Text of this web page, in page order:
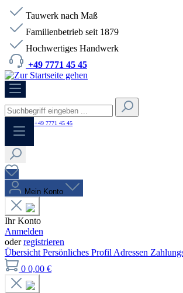
Tauwerk nach Maß
Familienbetrieb seit 1879
Hochwertiges Handwerk
+49 7771 45 45
+49 7771 45 45
Mein Konto
Ihr Konto
Anmelden
oderregistrieren
Übersicht Persönliches Profil Adressen
0 0,00 €